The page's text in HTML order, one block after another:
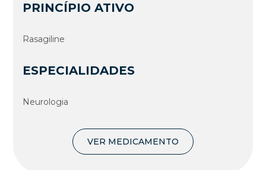
PRINCÍPIO ATIVO
Rasagiline
ESPECIALIDADES
Neurologia
VER MEDICAMENTO